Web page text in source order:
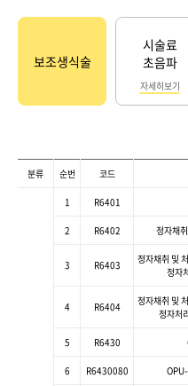
보조생식술
시술료
초음파
자세히보기
분류 순번 코드
1 R6401
2 R6402 정자채
3 R6403
정자채취 및
정자
4 R6404
정자채취 및
정자처
5 R6430
6 R6430080